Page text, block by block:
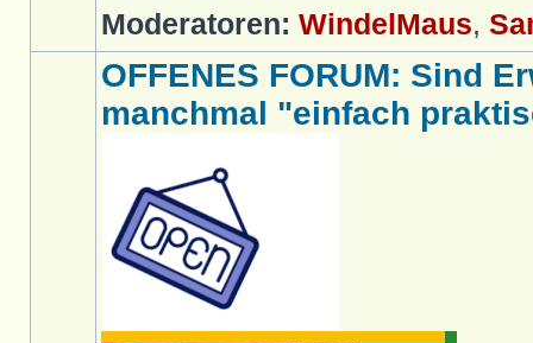
Moderatoren: WindelMaus,
OFFENES FORUM: Sind
manchmal "einfach